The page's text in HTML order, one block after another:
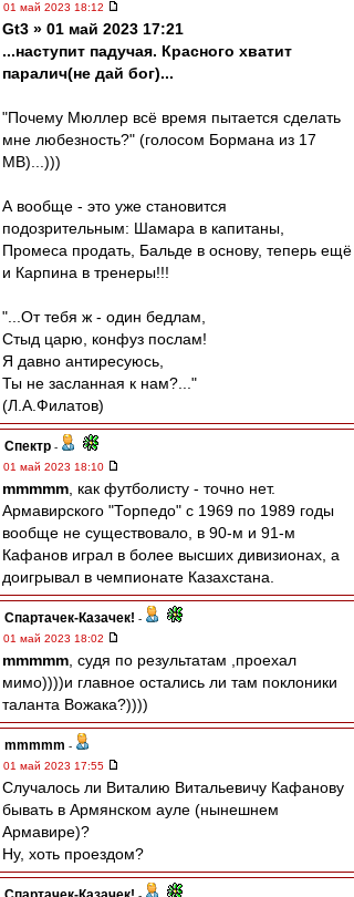
01 май 2023 18:12
Gt3 » 01 май 2023 17:21
...наступит падучая. Красного хватит
паралич(не дай бог)...
"Почему Мюллер всё время пытается сделать
мне любезность?" (голосом Бормана из 17
МВ)...)))
А вообще - это уже становится
подозрительным: Шамара в капитаны,
Промеса продать, Бальде в основу, теперь ещё
и Карпина в тренеры!!!
"...От тебя ж - один бедлам,
Стыд царю, конфуз послам!
Я давно антиресуюсь,
Ты не засланная к нам?..."
(Л.А.Филатов)
Спектр -
01 май 2023 18:10
mmmmm , как футболисту - точно нет.
Армавирского "Торпедо" с 1969 по 1989 годы
вообще не существовало, в 90-м и 91-м
Кафанов играл в более высших дивизионах, а
доигрывал в чемпионате Казахстана.
Спартачек-Казачек! -
01 май 2023 18:02
mmmmm , судя по результатам ,проехал
мимо))))и главное остались ли там поклоники
таланта Вожака?))))
mmmmm -
01 май 2023 17:55
Случалось ли Виталию Витальевичу Кафанову
бывать в Армянском ауле (нынешнем
Армавире)?
Ну, хоть проездом?